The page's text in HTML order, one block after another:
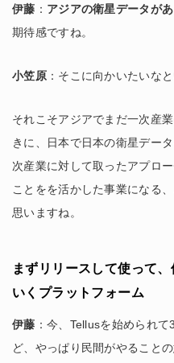
伊藤 ： アジアの衛星データが
期待感ですね。
小笠原：そこに向かいたいな
それこそアジアでまだ一次産
きに、日本で日本の衛星デー
次産業に対して取ったアプロ
ことをを活かした事業になる
思いますね。
まずリリースして使って
いくプラットフォーム
伊藤 ：今、Tellusを始められ
ど、やっぱり民間がやること